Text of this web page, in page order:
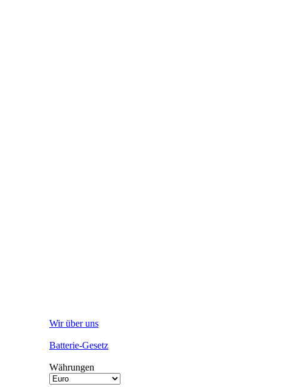
Wir über uns
Batterie-Gesetz
Währungen